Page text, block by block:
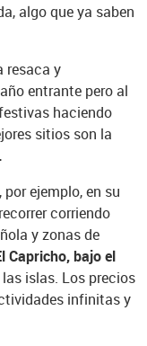
algo que ya saben
resaca y
entrante pero al
haciendo
sitios son la
ejemplo, en su
corriendo
y zonas de
Capricho, bajo el
islas. Los precios
infinitas y